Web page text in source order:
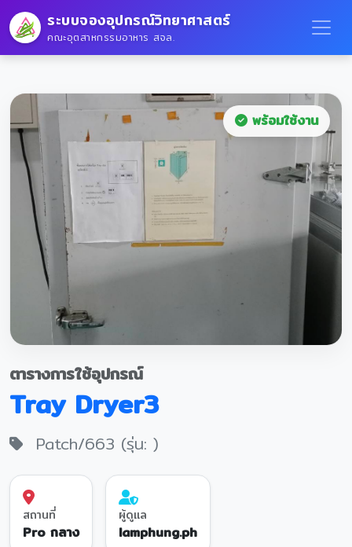
ระบบจองอุปกรณ์วิทยาศาสตร์
คณะอุตสาหกรรมอาหาร สจล.
พร้อมใช้งาน
ตารางการใช้อุปกรณ์
Tray Dryer3
Patch/663 (รุ่น: )
สถานที่
Pro กลาง
ผู้ดูแล
lamphung.ph